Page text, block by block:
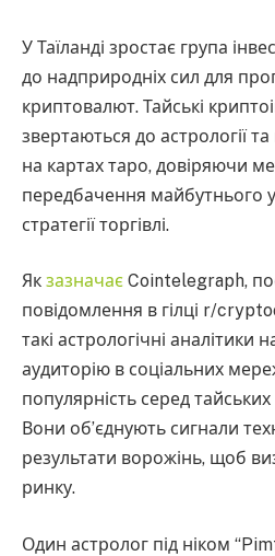
У Таїланді зростає група
до надприродніх сил для
криптовалют. Тайські
звертаються до астрології
на картах таро, довіряючи
передбачення майбутнього
стратегії торгівлі.
Як зазначає Cointelegraph,
повідомлення в гілці r/
такі астрологічні
аудиторію в соціальних
популярність серед тайських
Вони об’єднують сигнали
результати ворожінь, щоб
ринку.
Один астролог під ніком